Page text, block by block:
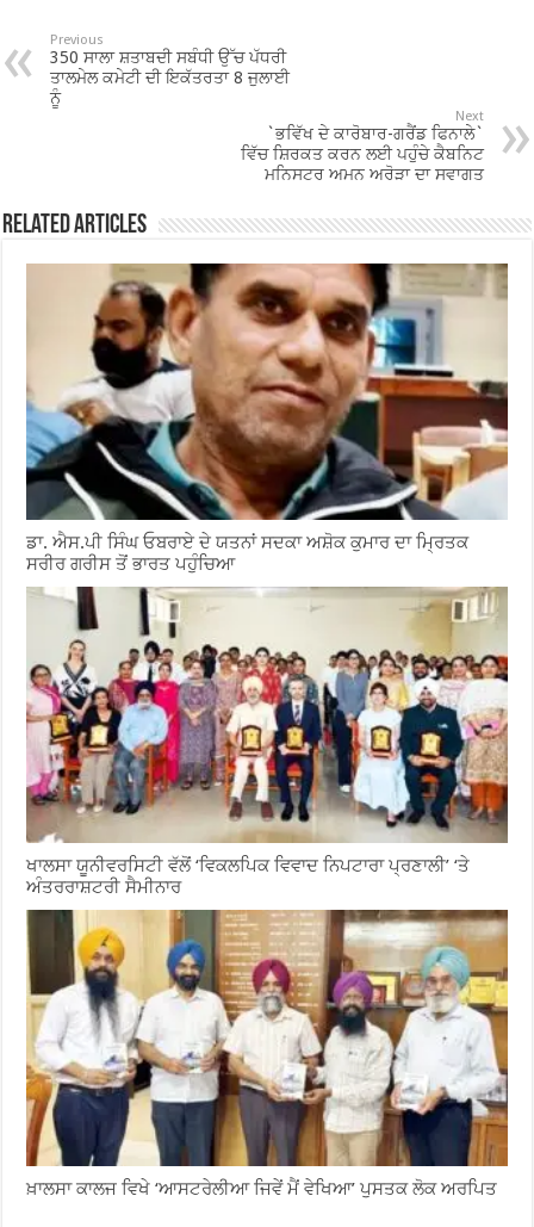
o
o
p
p
Previous
350 ਸਾਲਾ ਸ਼ਤਾਬਦੀ ਸਬੰਧੀ ਉੱਚ ਪੱਧਰੀ
ਤਾਲਮੇਲ ਕਮੇਟੀ ਦੀ ਇਕੱਤਰਤਾ 8 ਜੁਲਾਈ
ਨੂੰ
Next
`ਭਵਿੱਖ ਦੇ ਕਾਰੋਬਾਰ-ਗਰੈਂਡ ਫਿਨਾਲੇ`
ਵਿੱਚ ਸ਼ਿਰਕਤ ਕਰਨ ਲਈ ਪਹੁੰਚੇ ਕੈਬਨਿਟ
ਮਨਿਸਟਰ ਅਮਨ ਅਰੋੜਾ ਦਾ ਸਵਾਗਤ
Related Articles
ਡਾ. ਐਸ.ਪੀ ਸਿੰਘ ਓਬਰਾਏ ਦੇ ਯਤਨਾਂ ਸਦਕਾ ਅਸ਼ੋਕ ਕੁਮਾਰ ਦਾ ਮ੍ਰਿਤਕ
ਸਰੀਰ ਗਰੀਸ ਤੋਂ ਭਾਰਤ ਪਹੁੰਚਿਆ
ਖਾਲਸਾ ਯੂਨੀਵਰਸਿਟੀ ਵੱਲੋਂ ‘ਵਿਕਲਪਿਕ ਵਿਵਾਦ ਨਿਪਟਾਰਾ ਪ੍ਰਣਾਲੀ’ ‘ਤੇ
ਅੰਤਰਰਾਸ਼ਟਰੀ ਸੈਮੀਨਾਰ
ਖ਼ਾਲਸਾ ਕਾਲਜ ਵਿਖੇ ‘ਆਸਟਰੇਲੀਆ ਜਿਵੇਂ ਮੈਂ ਵੇਖਿਆ’ ਪੁਸਤਕ ਲੋਕ ਅਰਪਿਤ